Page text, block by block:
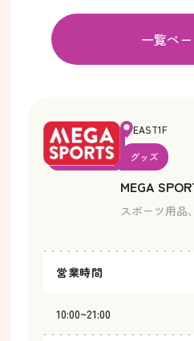
一覧ペ
EAST1F
グッズ
MEGA
スポーツ用品
営業時間
10:00~21:00